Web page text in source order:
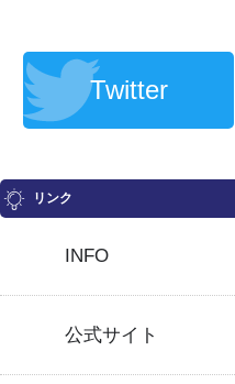
Twitter
リンク
INFO
公式サイト